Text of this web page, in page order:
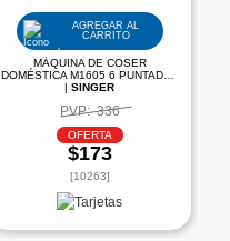
AGREGAR AL
CARRITO
MÁQUINA DE COSER
DOMÉSTICA M1605 6 PUNTADAS
| SINGER
PVP: 336
OFERTA
$173
[10263]